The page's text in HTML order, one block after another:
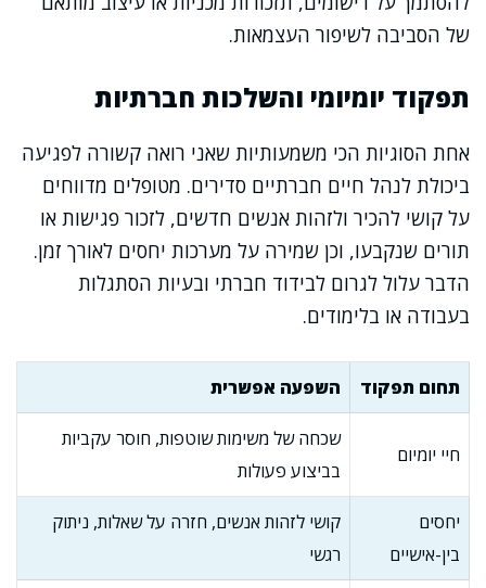
של הסביבה לשיפור העצמאות.
תפקוד יומיומי והשלכות חברתיות
אחת הסוגיות הכי משמעותיות שאני רואה קשורה לפגיעה
ביכולת לנהל חיים חברתיים סדירים. מטופלים מדווחים
על קושי להכיר ולזהות אנשים חדשים, לזכור פגישות או
תורים שנקבעו, וכן שמירה על מערכות יחסים לאורך זמן.
הדבר עלול לגרום לבידוד חברתי ובעיות הסתגלות
בעבודה או בלימודים.
תחום תפקוד השפעה אפשרית
חיי יומיום
שכחה של משימות שוטפות, חוסר עקביות
בביצוע פעולות
יחסים
בין-אישיים
קושי לזהות אנשים, חזרה על שאלות, ניתוק
רגשי